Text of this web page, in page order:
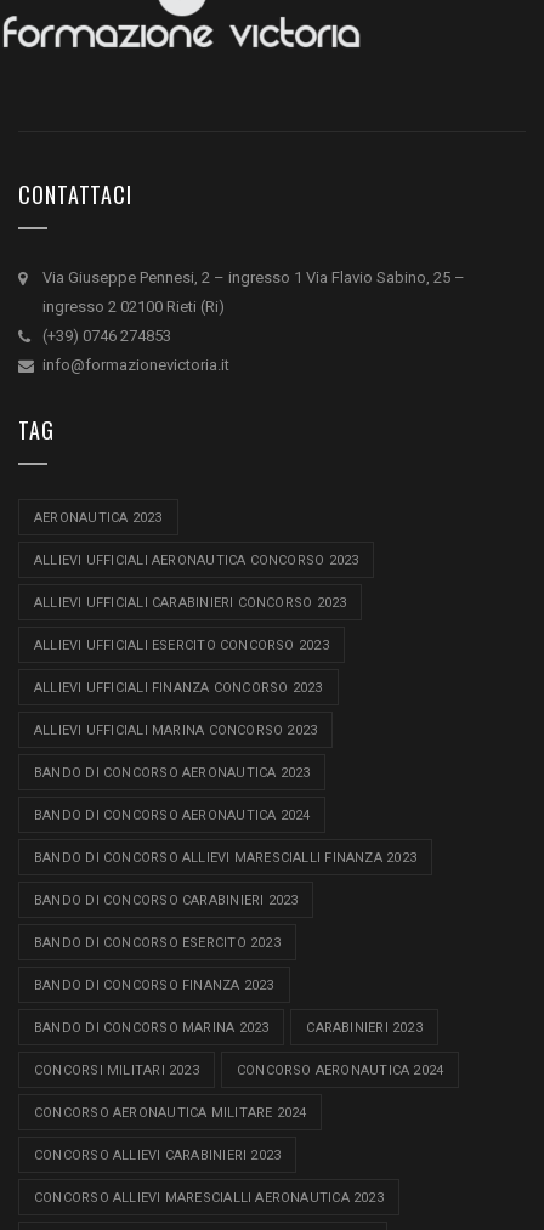
CONTATTACI
Via Giuseppe Pennesi, 2 – ingresso 1 Via Flavio Sabino, 25 –
ingresso 2 02100 Rieti (Ri)
(+39) 0746 274853
info@formazionevictoria.it
TAG
AERONAUTICA 2023
ALLIEVI UFFICIALI AERONAUTICA CONCORSO 2023
ALLIEVI UFFICIALI CARABINIERI CONCORSO 2023
ALLIEVI UFFICIALI ESERCITO CONCORSO 2023
ALLIEVI UFFICIALI FINANZA CONCORSO 2023
ALLIEVI UFFICIALI MARINA CONCORSO 2023
BANDO DI CONCORSO AERONAUTICA 2023
BANDO DI CONCORSO AERONAUTICA 2024
BANDO DI CONCORSO ALLIEVI MARESCIALLI FINANZA 2023
BANDO DI CONCORSO CARABINIERI 2023
BANDO DI CONCORSO ESERCITO 2023
BANDO DI CONCORSO FINANZA 2023
BANDO DI CONCORSO MARINA 2023 CARABINIERI 2023
CONCORSI MILITARI 2023 CONCORSO AERONAUTICA 2024
CONCORSO AERONAUTICA MILITARE 2024
CONCORSO ALLIEVI CARABINIERI 2023
CONCORSO ALLIEVI MARESCIALLI AERONAUTICA 2023